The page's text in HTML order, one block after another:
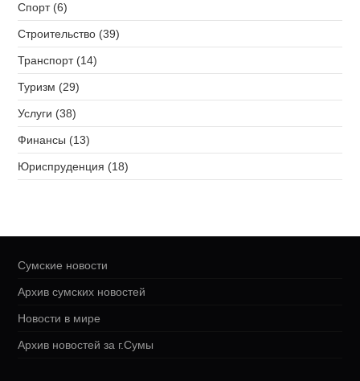
Спорт (6)
Строительство (39)
Транспорт (14)
Туризм (29)
Услуги (38)
Финансы (13)
Юриспруденция (18)
Сумские новости
Архив сумских новостей
Новости в мире
Архив новостей за г.Сумы